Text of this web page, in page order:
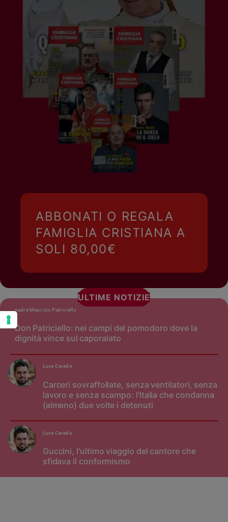
ABBONATI O REGALA
FAMIGLIA CRISTIANA A
SOLI 80,00€
ULTIME NOTIZIE
Don Patriciello: nei campi del pomodoro dove la
dignità vince sul caporalato
padre Maurizio Patriciello
Carceri sovraffollate, senza ventilatori, senza
lavoro e senza scampo: l'Italia che condanna
(almeno) due volte i detenuti
Luca Cereda
Guccini, l'ultimo viaggio del cantore che
sfidava il conformismo
Luca Cereda